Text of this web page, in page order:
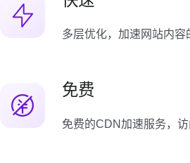
多层优化，加速网站内容
免费
免费的CDN加速服务，访